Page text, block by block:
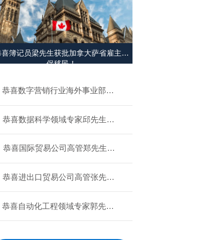
喜簿记员梁先生获批加拿大萨省雇主担
保移民！
恭喜数字营销行业海外事业部总
恭喜数据科学领域专家邱先生获
恭喜国际贸易公司高管郑先生获
恭喜进出口贸易公司高管张先生
恭喜自动化工程领域专家郭先生